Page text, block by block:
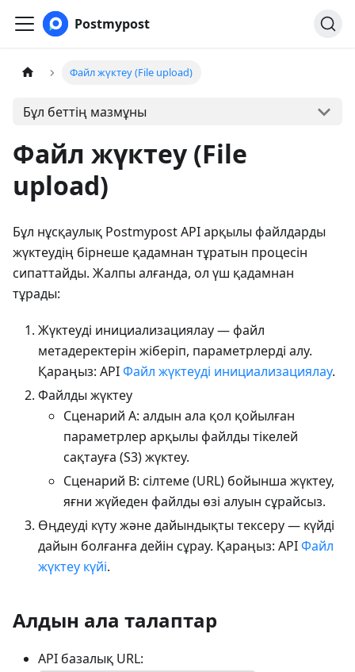
Postmypost
Файл жүктеу (File upload)
Бұл беттің мазмұны
Файл жүктеу (File
upload)
Бұл нұсқаулық Postmypost API арқылы файлдарды
жүктеудің бірнеше қадамнан тұратын процесін
сипаттайды. Жалпы алғанда, ол үш қадамнан
тұрады:
Жүктеуді инициализациялау — файл
метадеректерін жіберіп, параметрлерді алу.
Қараңыз: APIФайл жүктеуді инициализациялау.
Файлды жүктеу
Сценарий A: алдын ала қол қойылған
параметрлер арқылы файлды тікелей
сақтауға (S3) жүктеу.
Сценарий B: сілтеме (URL) бойынша жүктеу,
яғни жүйеден файлды өзі алуын сұрайсыз.
Өңдеуді күту және дайындықты тексеру — күйді
дайын болғанға дейін сұрау. Қараңыз: APIФайл
жүктеу күйі.
Алдын ала талаптар
API базалық URL: